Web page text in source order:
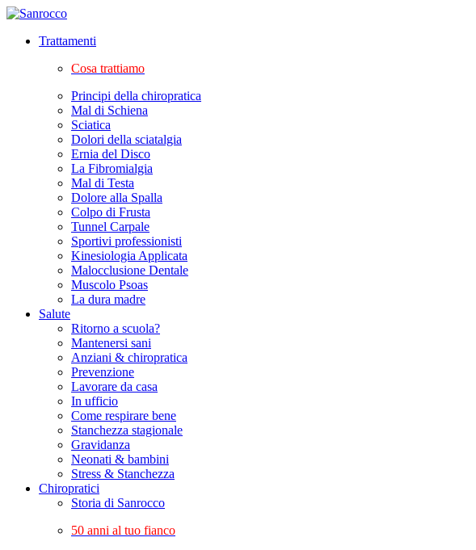
Trattamenti
Cosa trattiamo
Principi della chiropratica
Mal di Schiena
Sciatica
Dolori della sciatalgia
Ernia del Disco
La Fibromialgia
Mal di Testa
Dolore alla Spalla
Colpo di Frusta
Tunnel Carpale
Sportivi professionisti
Kinesiologia Applicata
Malocclusione Dentale
Muscolo Psoas
La dura madre
Salute
Ritorno a scuola?
Mantenersi sani
Anziani & chiropratica
Prevenzione
Lavorare da casa
In ufficio
Come respirare bene
Stanchezza stagionale
Gravidanza
Neonati & bambini
Stress & Stanchezza
Chiropratici
Storia di Sanrocco
50 anni al tuo fianco